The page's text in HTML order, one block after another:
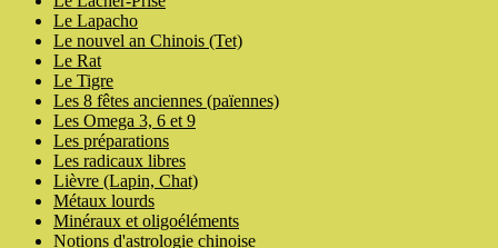
Le Lapacho
Le nouvel an Chinois (Tet)
Le Rat
Le Tigre
Les 8 fêtes anciennes (païennes)
Les Omega 3, 6 et 9
Les préparations
Les radicaux libres
Lièvre (Lapin, Chat)
Métaux lourds
Minéraux et oligoéléments
Notions d'astrologie chinoise